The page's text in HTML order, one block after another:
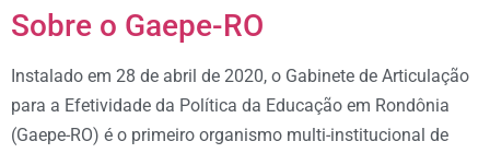
Sobre o Gaepe-RO
Instalado em 28 de abril de 2020, o Gabinete de Articulação
para a Efetividade da Política da Educação em Rondônia
(Gaepe-RO) é o primeiro organismo multi-institucional de